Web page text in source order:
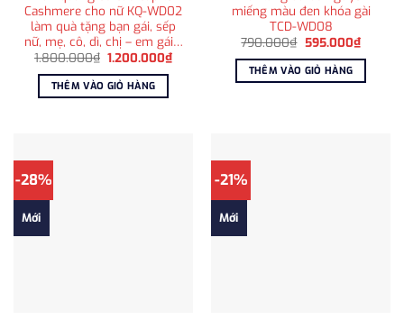
Cashmere cho nữ KQ-WD02
làm quà tặng bạn gái, sếp
nữ, mẹ, cô, dì, chị – em gái…
1.800.000₫ Giá
là:
1.800.000₫.
1.200.000₫Giá
hiện
THÊM VÀO GIỎ HÀNG
miếng màu đen khóa gài
TCD-WD08
790.000₫ Giá
là:
790.000₫.
595.000₫Giá
hiện
tại
THÊM VÀO GIỎ HÀNG
-28%
Mới
-21%
Mới